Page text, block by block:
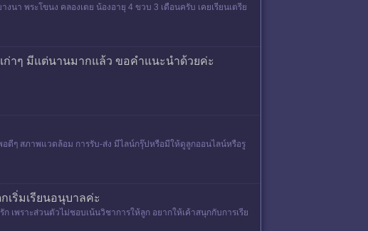
า พระโขนง คลองเตย น้องอายุ 4 ขวบ 3 เดือนครับ เคยเรียนเตรีย
ก่าๆ มีแต่นานมากแล้ว ขอคำแนะนำด้วยค่ะ
ดีๆ สภาพแวดล้อม การรับ-ส่ง มีไลน์กรุ๊ปหรือมีให้ดูลูกออนไลน์หรือรู
เริ่มเรียนอนุบาลค่ะ
พราะส่วนตัวไม่ชอบเน้นวิชาการให้ลูก อยากให้เค้าสนุกกับการเรีย